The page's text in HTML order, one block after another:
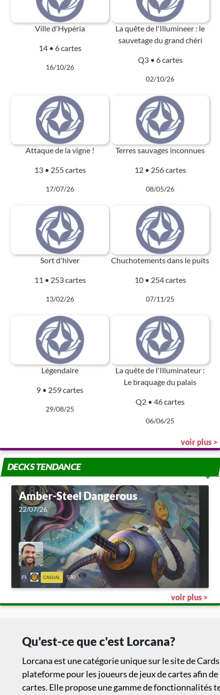
Ville d'Hypéria
14 • 6 cartes
16/10/26
La quête de l'Illumineer : le
sauvetage du grand chéri
Q3 • 6 cartes
02/10/26
Attaque de la vigne !
13 • 255 cartes
17/07/26
Terres sauvages inconnues
12 • 256 cartes
08/05/26
Sort d'hiver
11 • 253 cartes
13/02/26
Chuchotements dans le puits
10 • 254 cartes
07/11/25
Légendaire
9 • 259 cartes
29/08/25
La quête de l'Illuminateur :
Le braquage du palais
Q2 • 46 cartes
06/06/25
voir plus >
DECKS TENDANCE
Amber-Steel Dangerous
22/07/26
CASUAL 590
voir plus >
Qu'est-ce que c'est Lorcana?
Lorcana est une catégorie unique sur le site de
plateforme pour les joueurs de jeux de cartes afin
cartes. Elle propose une gamme de fonctionnalités